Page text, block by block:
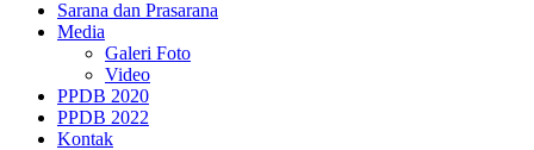
Sarana dan Prasarana
Media
Galeri Foto
Video
PPDB 2020
PPDB 2022
Kontak